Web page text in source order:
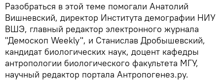
Разобраться в этой теме помогали Анатолий
Вишневский, директор Института демографии НИУ
ВШЭ, главный редактор электронного журнала
"Демоскоп Weekly", и Станислав Дробышевский,
кандидат биологических наук, доцент кафедры
антропологии биологического факультета МГУ,
научный редактор портала Антропогенез.ру.